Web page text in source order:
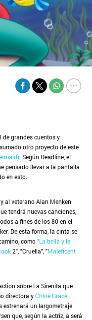
de grandes cuentos y
otro proyecto de este
. Según Deadline, el
pensado llevar a la pantalla
en esto.
y al veterano Alan Menken
tendrá nuevas canciones,
a fines de los 80 en el
De esta forma, la cinta se
como"La bella y la
2", "Cruella", "Maleficent
sobre La Sirenita que
directora yChloë Grace
estrenará un largometraje
que, según la actriz, a será